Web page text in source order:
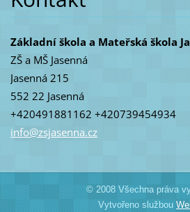
Základní škola a Mateřská škola
ZŠ a MŠ Jasenná
Jasenná 215
552 22 Jasenná
+420491881162 +420739454934
info@zsjasenna.cz
© 2008 Všechna práva
Vytvořeno službou